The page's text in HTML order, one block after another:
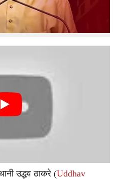
गाड्या एकमेकांवर आदळल्याने हा
मोठे नुकसान झाले आहे.
उद्धव ठाकरे (Uddhav